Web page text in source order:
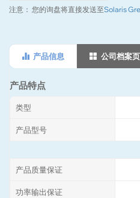
注意： 您的询盘将直接发送至Solaris
产品信息 公司档案页
产品特点
类型
产品型号
产品质量保证
功率输出保证